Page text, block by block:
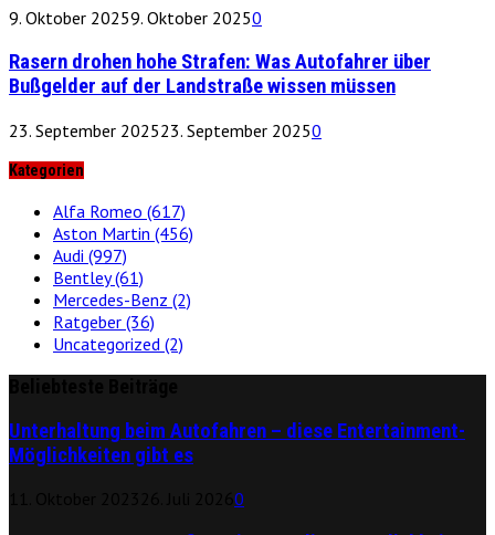
9. Oktober 20259. Oktober 20250
Rasern drohen hohe Strafen: Was Autofahrer über
Bußgelder auf der Landstraße wissen müssen
23. September 202523. September 20250
Kategorien
Alfa Romeo (617)
Aston Martin (456)
Audi (997)
Bentley(61)
Mercedes-Benz (2)
Ratgeber (36)
Uncategorized (2)
Unterhaltung beim Autofahren – diese Entertainment-
Möglichkeiten gibt es
0